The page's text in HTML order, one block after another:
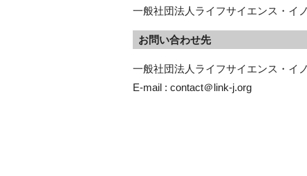
一般社団法人ライフサイエンス・イ
お問い合わせ先
一般社団法人ライフサイエンス・イ
E-mail : contact＠link-j.org